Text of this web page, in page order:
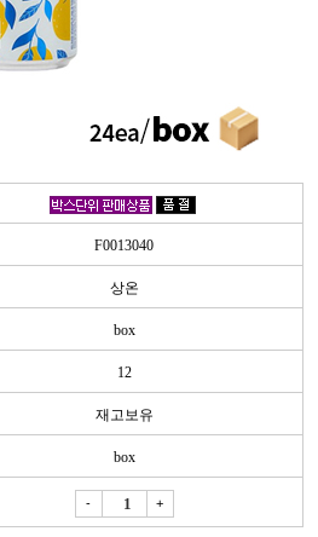
F0013040
상온
box
12
재고보유
box
- +